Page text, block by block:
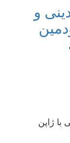
و
با ژاپن